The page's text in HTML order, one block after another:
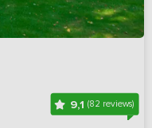
9,1(82 reviews)